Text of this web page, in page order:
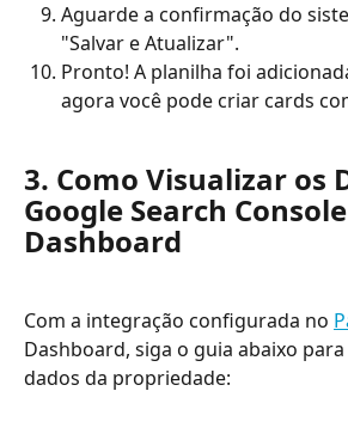
Aguarde a confirmação do
"Salvar e Atualizar".
Pronto! A planilha foi
agora você pode criar cards
3. Como Visualizar os
Google Search
Dashboard
Com a integração configurada no
Dashboard, siga o guia abaixo
dados da propriedade: